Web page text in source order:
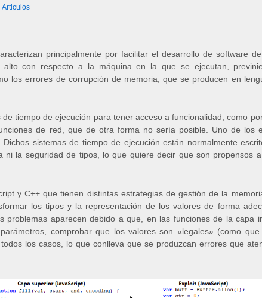
Articulos
principalmente por facilitar el desarrollo de software
con respecto a la máquina en la que se ejecutan,
los errores de corrupción de memoria, que se producen en
tiempo de ejecución para tener acceso a funcionalidad, como
de red, que de otra forma no sería posible. Uno de los
sistemas de tiempo de ejecución están normalmente
la seguridad de tipos, lo que quiere decir que son propensos
y C++ que tienen distintas estrategias de gestión de la
los tipos y la representación de los valores de forma
aparecen debido a que, en las funciones de la capa
comprobar que los valores son «legales» (como
los casos, lo que conlleva que se produzcan errores que